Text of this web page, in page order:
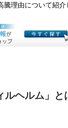
理由について紹介
ルヘルム」と